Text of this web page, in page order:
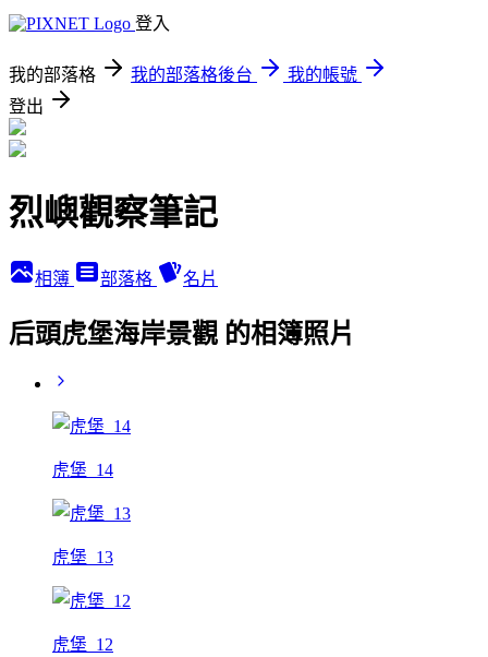
登入
我的部落格 我的部落格後台
我的帳號
登出
烈嶼觀察筆記
相簿 部落格 名片
后頭虎堡海岸景觀 的相簿照片
虎堡_14
虎堡_13
虎堡_12